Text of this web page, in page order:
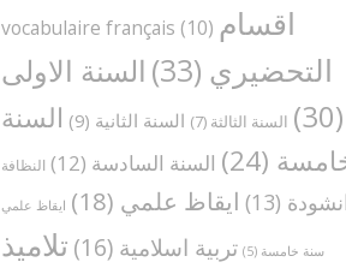
vocabulaire français (10) اقسام
التحضيري (33)
السنة الاولى
(30)
السنة الثالثة (7) السنة الثانية (9)
السنة
(24) السنة السادسة (12)
النظافة
(13) ايقاظ علمي (18) ايقاظ علمي
سنة خامسة (5) تربية اسلامية (16)
تلاميذ